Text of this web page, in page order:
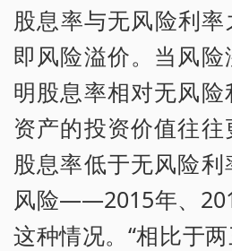
股息率与无风险利
即风险溢价。当风
明股息率相对无风
资产的投资价值往
股息率低于无风险
风险——2015年、
这种情况。“相比于